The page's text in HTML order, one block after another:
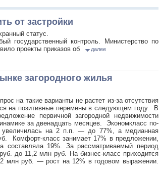
от застройки
статус.
государственный контроль. Министерство по
проекты приказов об
далее
загородного жилья
на такие варианты не растет из-за отсутствия
на позитивные перемены в следующем году. В
первичной загородной недвижимости
за двенадцать месяцев. Экономкласс по-
увеличилась на 2 п.п. — до 77%, а медианная
Комфорт-класс занимает 17% в предложении,
составляла 19%. За рассматриваемый период
до 11,2 млн руб. На бизнес-класс приходится
млн руб. — рост на 12% в годовом выражении.